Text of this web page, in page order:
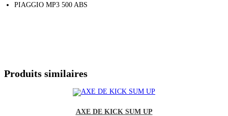
PIAGGIO MP3 500 ABS
Produits similaires
AXE DE KICK SUM UP